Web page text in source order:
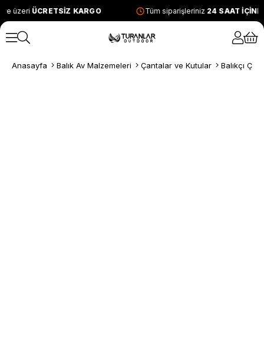
üzeriÜCRETSİZ KARGO Tüm siparişleriniz24 SAAT
Anasayfa Balık Av Malzemeleri Çantalar ve Kutular Balıkçı